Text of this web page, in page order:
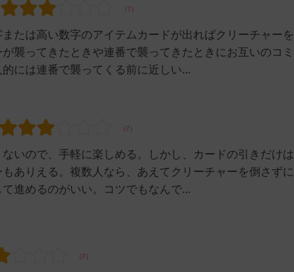
たは高い数字のアイテムカードが出ればクリーチャーを
襲ってきたときや連番で襲ってきたときにお互いのコミ
には連番で襲ってくる前に近しい...
いので、手軽に楽しめる。しかし、カードの引きだけは
ありえる。複数人なら、あえてクリーチャーを倒さずに
進めるのがいい。コツでもなんで...